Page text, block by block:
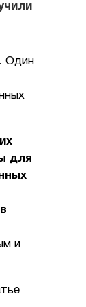
Один
для
и